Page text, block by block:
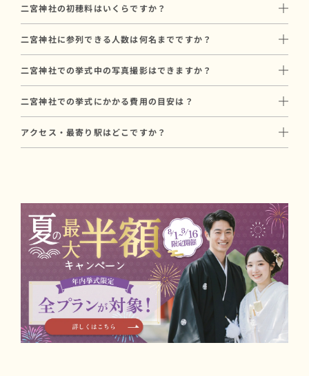
二宮神社の初穂料はいくらですか？
料金とは別途必要です。
二宮神社に参列できる人数は何名までですか？
参列人数に合わせたプランや会場のご提案も可能ですので、お気
二宮神社での挙式中の写真撮影はできますか？
はい、二宮神社では挙式中のプロカメラマンによる撮影が可能で
和婚スタイルでは和装に特化した経験豊富なカメラマンをご手配
二宮神社での挙式にかかる費用の目安は？
二宮神社での挙式にかかる基本費用は、合計199,000円〜が目安
アクセス・最寄り駅はどこですか？